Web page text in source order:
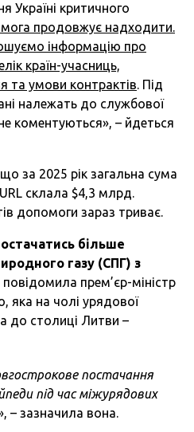
Україні критичного
продовжує надходити.
інформацію про
країн-учасниць,
та умови контрактів. Під
належать до службової
коментуються», – йдеться
за 2025 рік загальна сума
склала $4,3 млрд.
допомоги зараз триває.
більше
газу (СПГ) з
прем’єр-міністр
яка на чолі урядової
до столиці Литви –
постачання
під час міжурядових
– зазначила вона.